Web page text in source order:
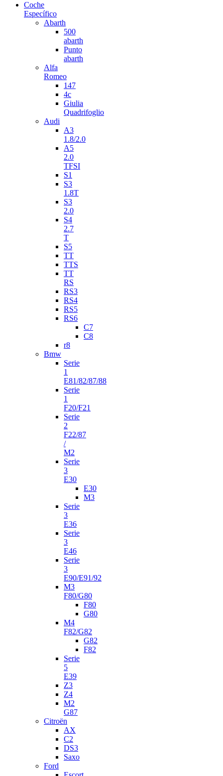
Coche
Específico
Abarth
500
abarth
Punto
abarth
Alfa
Romeo
147
4c
Giulia
Quadrifoglio
Audi
A3
1.8/2.0
A5
2.0
TFSI
S1
S3
1.8T
S3
2.0
S4
2.7
T
S5
TT
TTS
TT
RS
RS3
RS4
RS5
RS6
C7
C8
r8
Bmw
Serie
1
E81/82/87/88
Serie
1
F20/F21
Serie
2
F22/87
/
M2
Serie
3
E30
E30
M3
Serie
3
E36
Serie
3
E46
Serie
3
E90/E91/92
M3
F80/G80
F80
G80
M4
F82/G82
G82
F82
Serie
5
E39
Z3
Z4
M2
G87
Citroën
AX
C2
DS3
Saxo
Ford